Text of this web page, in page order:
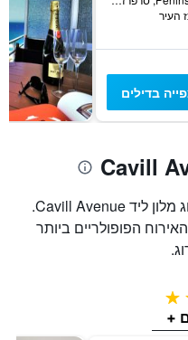
בדילים
פירוט של המחיר הממוצע לפי דירוג מלון ליד Cavill Avenue.
הפופולריים ביותר